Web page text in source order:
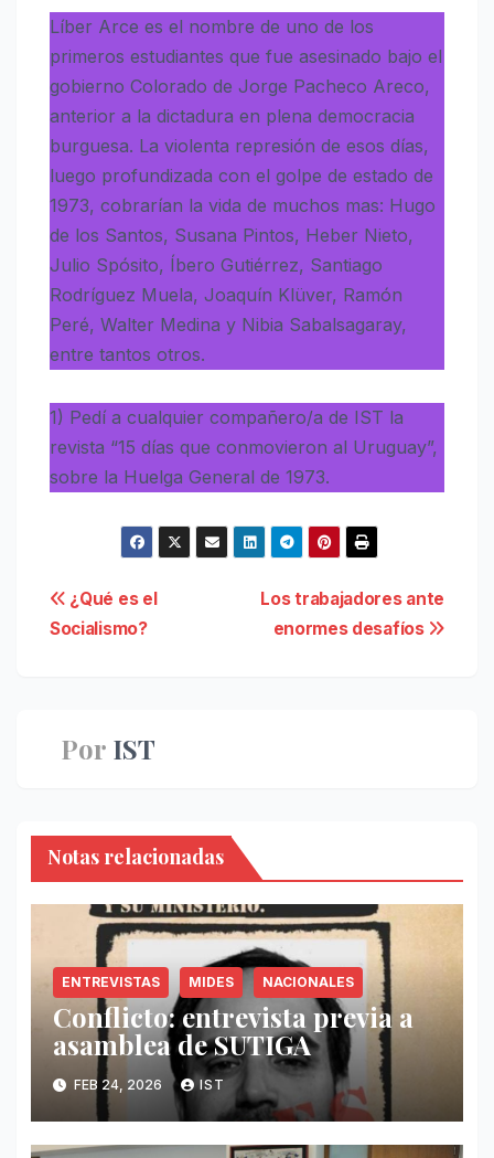
Líber Arce es el nombre de uno de los
primeros estudiantes que fue asesinado bajo el
gobierno Colorado de Jorge Pacheco Areco,
anterior a la dictadura en plena democracia
burguesa. La violenta represión de esos días,
luego profundizada con el golpe de estado de
1973, cobrarían la vida de muchos mas: Hugo
de los Santos, Susana Pintos, Heber Nieto,
Julio Spósito, Íbero Gutiérrez, Santiago
Rodríguez Muela, Joaquín Klüver, Ramón
Peré, Walter Medina y Nibia Sabalsagaray,
entre tantos otros.
1) Pedí a cualquier compañero/a de IST la
revista “15 días que conmovieron al Uruguay”,
sobre la Huelga General de 1973.
Navegación
de
Los trabajadores ante
enormes desafíos
¿Qué es el
Socialismo?
Por IST
Notas relacionadas
ENTREVISTAS MIDES NACIONALES
Conflicto: entrevista previa a
asamblea de SUTIGA
FEB 24, 2026 IST